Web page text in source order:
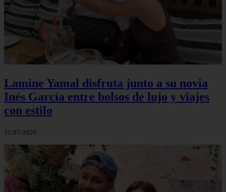
Lamine Yamal disfruta junto a su novia
Inés García entre bolsos de lujo y viajes
con estilo
31/07/2026